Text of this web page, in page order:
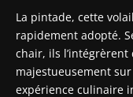
La pintade, cette
rapidement adopté.
chair, ils
majestueusement
expérience culinaire